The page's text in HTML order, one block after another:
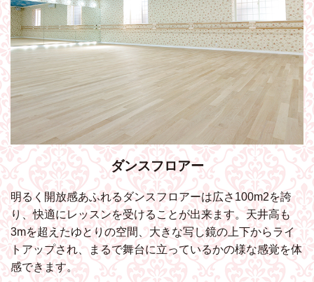
ダンスフロアー
明るく開放感あふれるダンスフロアーは広さ100m2を誇
り、快適にレッスンを受けることが出来ます。天井高も
3mを超えたゆとりの空間、大きな写し鏡の上下からライ
トアップされ、まるで舞台に立っているかの様な感覚を体
感できます。